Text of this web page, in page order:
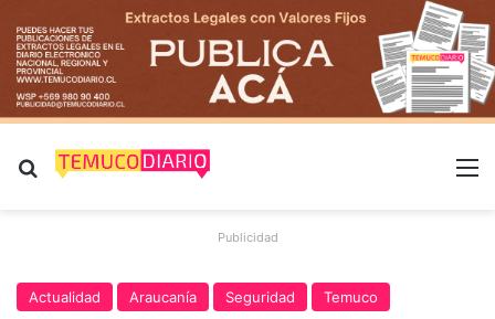
Buscar por
Publicidad
Actualidad Araucanía Seguridad Temuco